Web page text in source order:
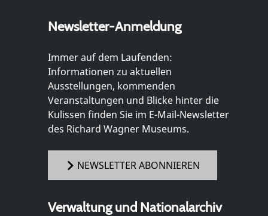
Newsletter-Anmeldung
Immer auf dem Laufenden:
Informationen zu aktuellen
Ausstellungen, kommenden
Veranstaltungen und Blicke hinter die
Kulissen finden Sie im E-Mail-Newsletter
des Richard Wagner Museums.
NEWSLETTER ABONNIEREN
Verwaltung und Nationalarchiv